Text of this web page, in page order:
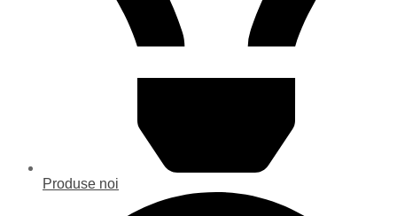
Produse noi